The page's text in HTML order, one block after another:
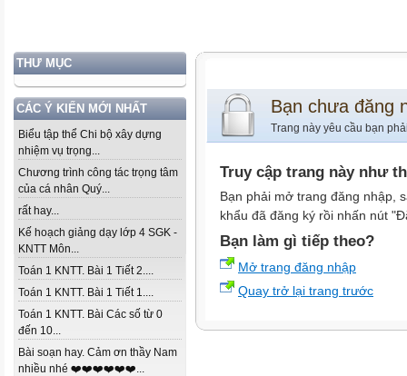
THƯ MỤC
CÁC Ý KIẾN MỚI NHẤT
Biểu tập thể Chi bộ xây dựng
nhiệm vụ trọng...
Chương trình công tác trọng tâm
của cá nhân Quý...
rất hay...
Kế hoạch giảng dạy lớp 4 SGK -
KNTT Môn...
Toán 1 KNTT. Bài 1 Tiết 2....
Toán 1 KNTT. Bài 1 Tiết 1....
Toán 1 KNTT. Bài Các số từ 0
đến 10...
Bài soạn hay. Cảm ơn thầy Nam
nhiều nhé ❤️❤️❤️❤️❤️❤️...
Bạn chưa đăng
Trang này yêu cầu bạn
Truy cập trang này như
Bạn phải mở trang đăng nhập,
khẩu đã đăng ký rồi nhấn nút
Bạn làm gì tiếp theo?
Mở trang đăng nhập
Quay trở lại trang trước